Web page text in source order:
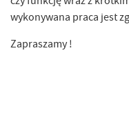
wykonywana praca jest
Zapraszamy !